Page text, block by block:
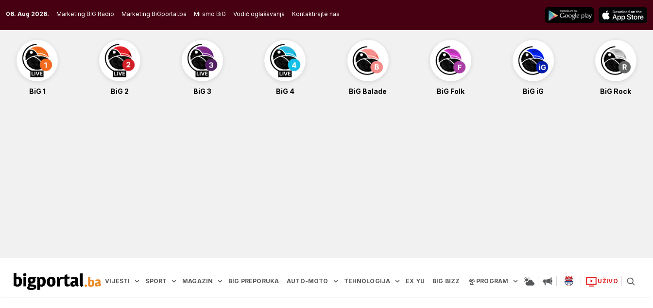
to
content
06. Aug 2026. Marketing BIG Radio Marketing BiGportal.ba Mi smo BiG Vodič oglašavanja Kontaktirajte nas
BiG 1 BiG 2 BiG 3 BiG 4 BiG Balade BiG Folk BiG iG BiG Rock
VIJESTI SPORT MAGAZIN BIG PREPORUKA AUTO-MOTO TEHNOLOGIJA EX YU BIG BIZZ PROGRAM UŽIVO